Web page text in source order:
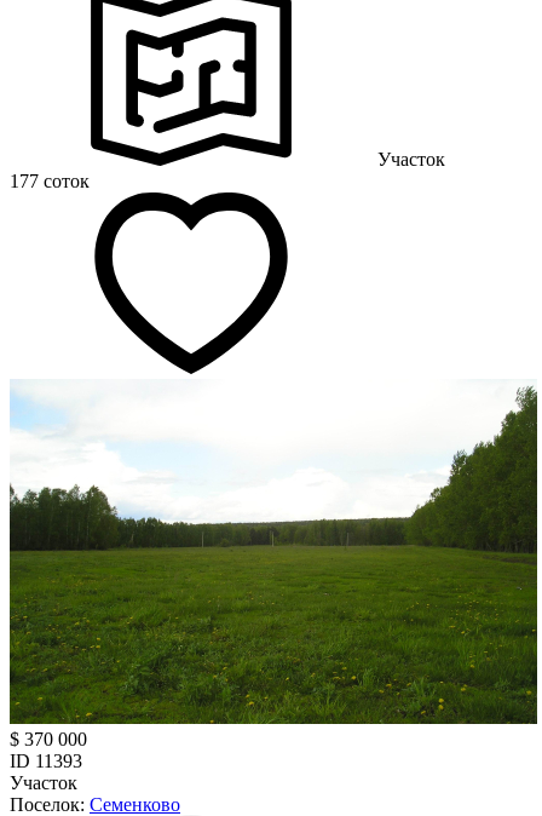
Участок
177 соток
$ 370 000
ID 11393
Участок
Поселок: Семенково